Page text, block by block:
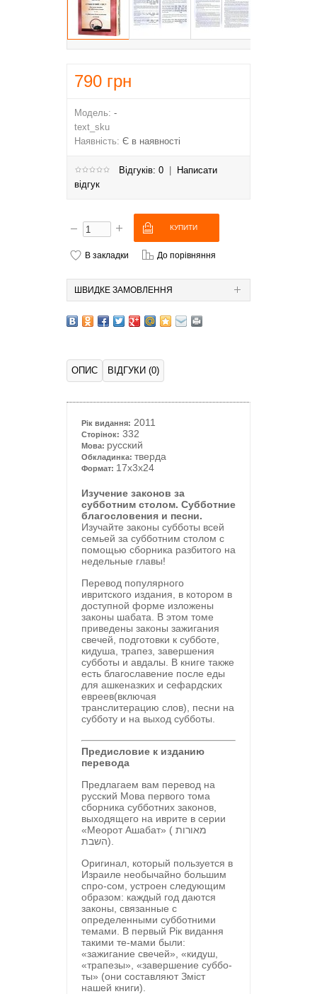
790 грн
Модель: -
text_sku
Наявність: Є в наявності
Відгуків: 0
Написати
відгук
В закладки До порівняння
ШВИДКЕ ЗАМОВЛЕННЯ
ОПИС ВІДГУКИ (0)
Рік видання: 2011
Сторінок: 332
Мова: русский
Обкладинка: тверда
Формат: 17x3x24
Изучение законов за
субботним столом. Субботние
благословения и песни.
Изучайте законы субботы всей
семьей за субботним столом с
помощью сборника разбитого на
недельные главы!
Перевод популярного
ивритского издания, в котором в
доступной форме изложены
законы шабата. В этом томе
приведены законы зажигания
свечей, подготовки к субботе,
кидуша, трапез, завершения
субботы и авдалы. В книге также
есть благославение после еды
для ашкеназких и сефардских
евреев(включая
транслитерацию слов), песни на
субботу и на выход субботы.
Предисловие к изданию
перевода
Предлагаем вам перевод на
русский Мова первого тома
сборника субботних законов,
выходящего на иврите в серии
«Меорот Ашабат» ( מאורות
השבת).
Оригинал, который пользуется в
Израиле необычайно большим
спро-сом, устроен следующим
образом: каждый год даются
законы, связанные с
определенными субботними
темами. В первый Рік видання
такими те-мами были:
«зажигание свечей», «кидуш,
«трапезы», «завершение суббо-
ты» (они составляют Зміст
нашей книги).